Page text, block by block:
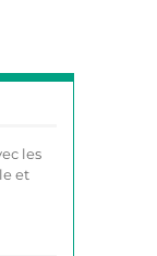
les
et